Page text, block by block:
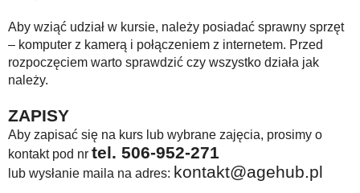
Aby wziąć udział w kursie, należy posiadać sprawny sprzęt
– komputer z kamerą i połączeniem z internetem. Przed
rozpoczęciem warto sprawdzić czy wszystko działa jak
należy.
ZAPISY
Aby zapisać się na kurs lub wybrane zajęcia, prosimy o
kontakt pod nr tel. 506-952-271
lub wysłanie maila na adres: kontakt@agehub.pl